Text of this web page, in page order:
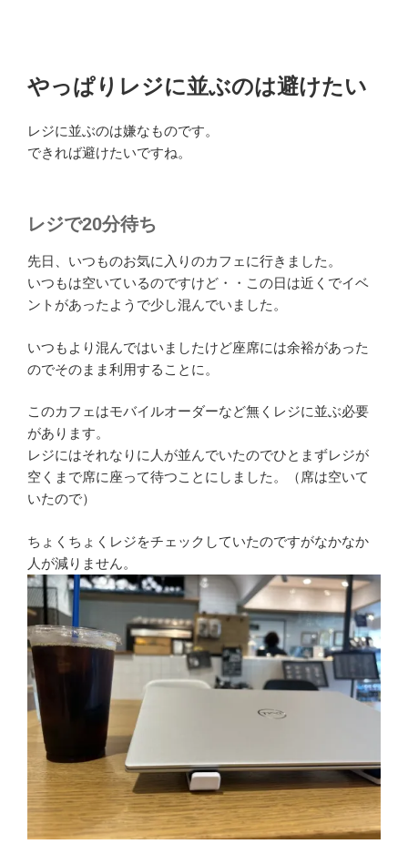
やっぱりレジに並ぶのは避けたい
レジに並ぶのは嫌なものです。
できれば避けたいですね。
レジで20分待ち
先日、いつものお気に入りのカフェに行きました。
いつもは空いているのですけど・・この日は近くでイベ
ントがあったようで少し混んでいました。
いつもより混んではいましたけど座席には余裕があった
のでそのまま利用することに。
このカフェはモバイルオーダーなど無くレジに並ぶ必要
があります。
レジにはそれなりに人が並んでいたのでひとまずレジが
空くまで席に座って待つことにしました。（席は空いて
いたので）
ちょくちょくレジをチェックしていたのですがなかなか
人が減りません。